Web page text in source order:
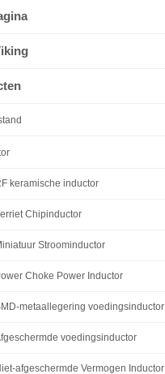
keramische inductor
Chipinductor
Stroominductor
Choke Power Inductor
metaallegering voedingsinductor
voedingsinductor
afgeschermde Vermogen Inductor